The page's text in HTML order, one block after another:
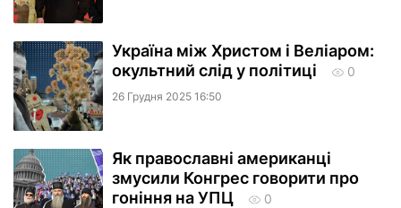
Україна між Христом і Веліаром:
окультний слід у політиці
0
26 Грудня 2025 16:50
Як православні американці
змусили Конгрес говорити про
гоніння на УПЦ
0